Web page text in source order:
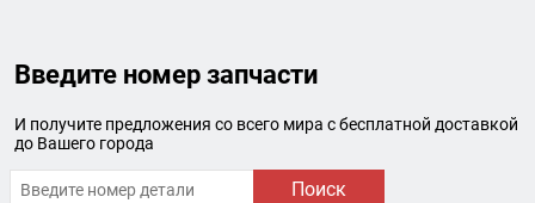
Введите номер запчасти
И получите предложения со всего мира с бесплатной доставкой
до Вашего города
Поиск